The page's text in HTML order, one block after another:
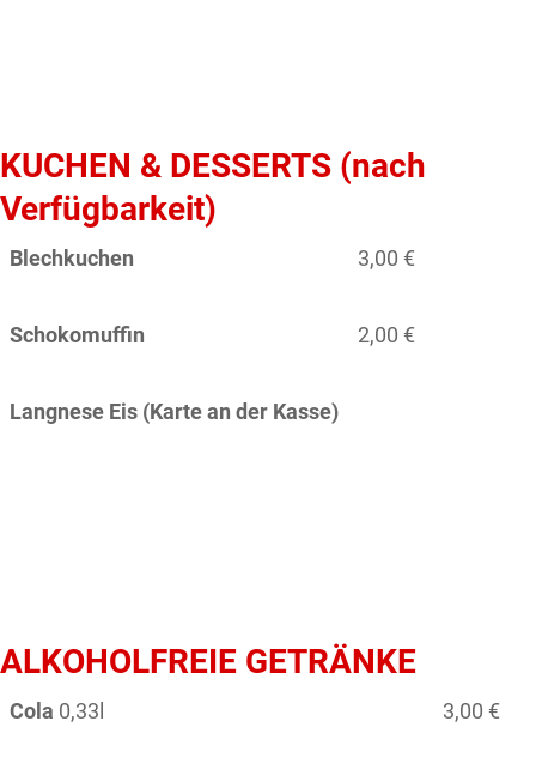
KUCHEN & DESSERTS (nach
Verfügbarkeit)
Blechkuchen 3,00 €
Schokomuffin 2,00 €
Langnese Eis (Karte an der Kasse)
ALKOHOLFREIE GETRÄNKE
Cola 0,33l 3,00 €